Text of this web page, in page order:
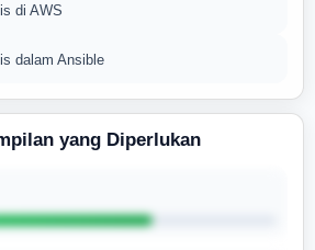
di AWS
dalam Ansible
yang Diperlukan